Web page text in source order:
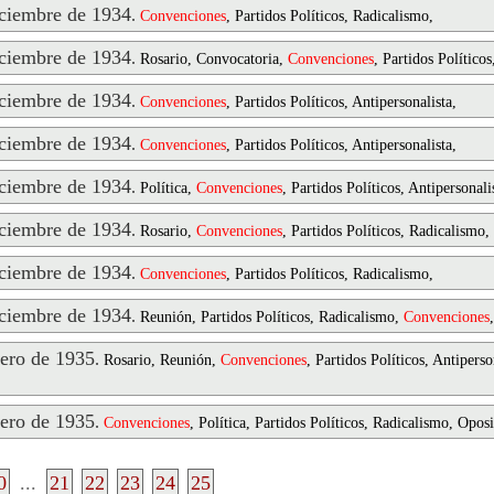
de 1934. Convenciones, Partidos Políticos, Radicalismo,
de 1934. Rosario, Convocatoria, Convenciones, Partidos
de 1934. Convenciones, Partidos Políticos, Antipersonalista,
de 1934. Convenciones, Partidos Políticos, Antipersonalista,
de 1934. Política, Convenciones, Partidos Políticos,
de 1934. Rosario, Convenciones, Partidos Políticos, Radicalismo,
de 1934. Convenciones, Partidos Políticos, Radicalismo,
de 1934. Reunión, Partidos Políticos, Radicalismo, Convenciones,
de 1935. Rosario, Reunión, Convenciones, Partidos Políticos,
de 1935. Convenciones, Política, Partidos Políticos, Radicalismo,
... 21 22 23 24 25